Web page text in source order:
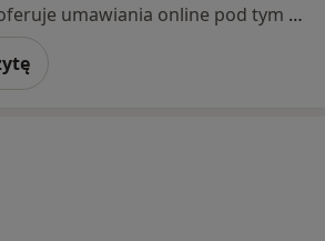
Specjalista nie oferuje umawiania online pod tym adresem.